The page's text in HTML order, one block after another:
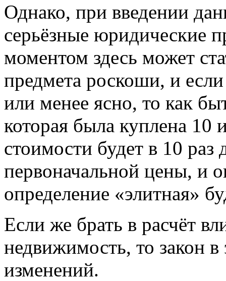
Однако, при введении
серьёзные юридические
моментом здесь может
предмета роскоши, и если
или менее ясно, то как
которая была куплена 10
стоимости будет в 10 раз
первоначальной цены, и
определение «элитная»
Если же брать в расчёт
недвижимость, то закон в
изменений.